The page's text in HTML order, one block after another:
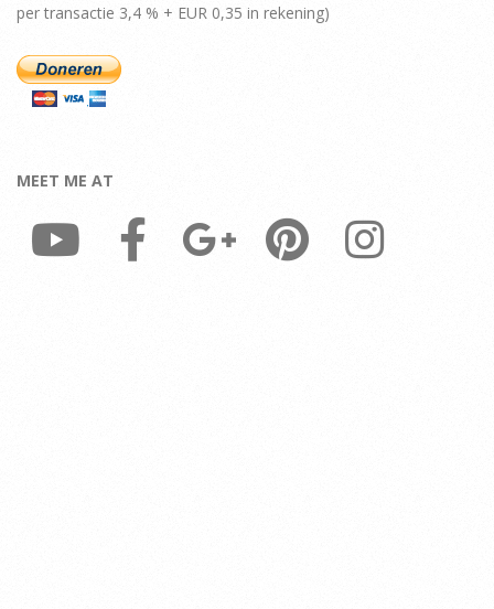
per transactie 3,4 % + EUR 0,35 in rekening)
MEET ME AT